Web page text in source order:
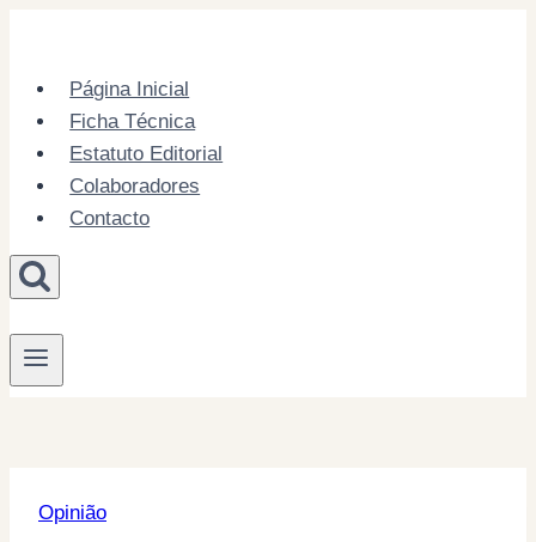
contentPágina Inicial
Ficha Técnica
Estatuto Editorial
Colaboradores
Contacto
Opinião